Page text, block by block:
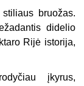
bruožas.
didelio
Rijė istorija,
įkyrus,